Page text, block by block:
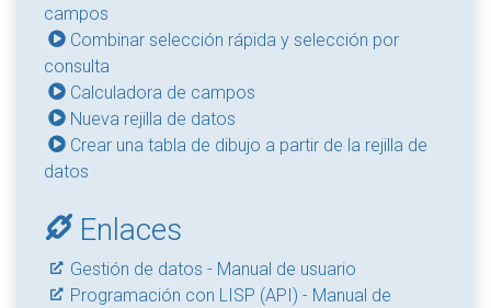
campos
Combinar selección rápida y selección por
consulta
Calculadora de campos
Nueva rejilla de datos
Crear una tabla de dibujo a partir de la rejilla de
datos
Enlaces
Gestión de datos - Manual de usuario
Programación con LISP (API) - Manual de